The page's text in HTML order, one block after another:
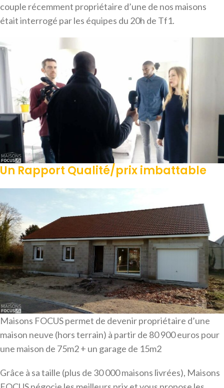
couple récemment propriétaire d’une de nos maisons
était interrogé par les équipes du 20h de Tf1.
Un Rapport Qualité/prix imbattable
Maisons FOCUS permet de devenir propriétaire d’une
maison neuve (hors terrain) à partir de 80 900 euros pour
une maison de 75m2 + un garage de 15m2
Grâce à sa taille (plus de 30 000 maisons livrées), Maisons